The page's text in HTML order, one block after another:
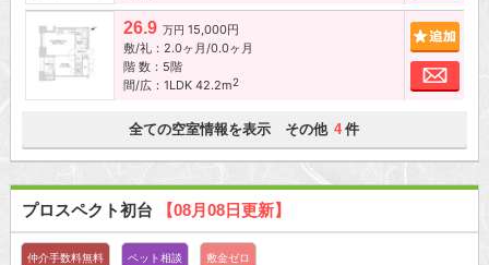
26.9 万円 15,000円
敷/礼：2.0ヶ月/0.0ヶ月
階 数：5階
間/広：1LDK 42.2m2
お
全ての空室情報を表示 その他 4 件
プロスペクト初台 【08月08日更新】
仲介手数料無料 ペット相談 敷金ゼロ